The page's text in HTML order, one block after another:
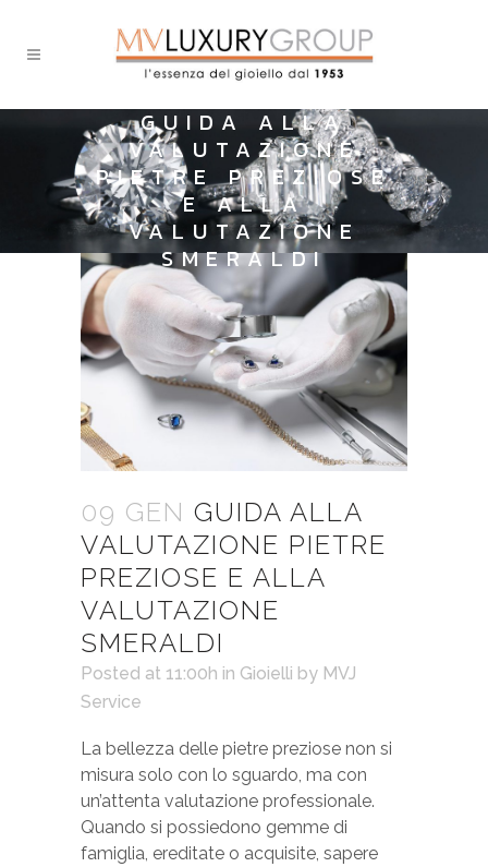
GUIDA ALLA
VALUTAZIONE
PIETRE PREZIOSE
E ALLA
VALUTAZIONE
SMERALDI
09 GEN GUIDA ALLA
VALUTAZIONE PIETRE
PREZIOSE E ALLA
VALUTAZIONE
SMERALDI
Posted at 11:00h in Gioielli by MVJ
Service
La bellezza delle pietre preziose non si
misura solo con lo sguardo, ma con
un’attenta valutazione professionale.
Quando si possiedono gemme di
famiglia, ereditate o acquisite, sapere